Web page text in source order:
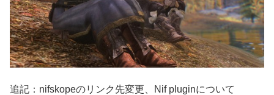
追記：nifskopeのリンク先変更、Nif pluginについて